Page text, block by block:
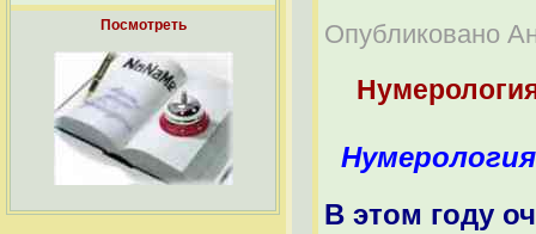
Посмотреть Опубликовано
В этом году